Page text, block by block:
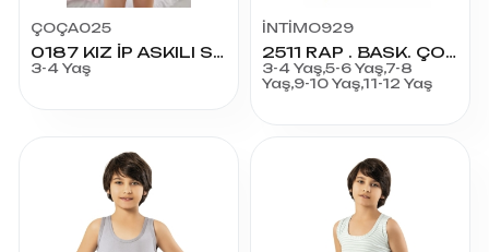
ÇOÇA025
0187 KIZ İP ASKILI SATEN BİYELİ 2
3-4 Yaş
İNTİMO929
2511 RAP . BASK. ÇOCUK ERKEK ATLET
3-4 Yaş,5-6 Yaş,7-8
Yaş,9-10 Yaş,11-12 Yaş